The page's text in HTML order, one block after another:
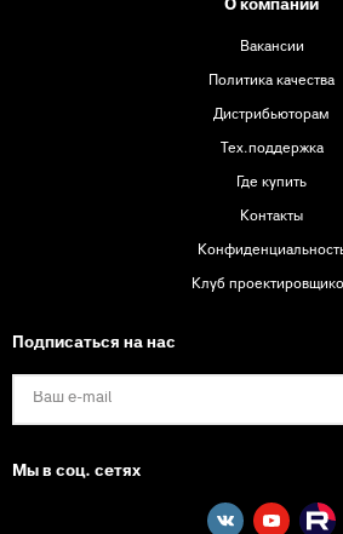
О компании
Вакансии
Политика качества
Дистрибьюторам
Тех.поддержка
Где купить
Контакты
Клуб
Подписаться на нас
Мы в соц. сетях